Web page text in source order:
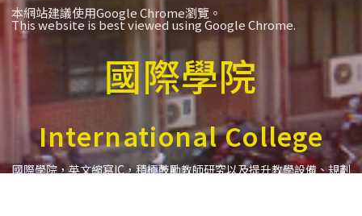
本網站建議使用Google Chrome瀏覽。
This website is best viewed using Google Chrome.
國際學院
International College
國際學院，英文縮寫IC，積極鼓勵教師研究以及提升教學設備、規劃